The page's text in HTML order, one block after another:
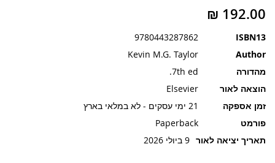
ISBN13
9780443287862
Author
Kevin M.G. Taylor
מהדורה
7th ed.
הוצאה לאור
Elsevier
זמן אספקה
21 ימי עסקים - לא במלאי בארץ
פורמט
Paperback
תאריך יציאה לאור 9 ביולי 2026